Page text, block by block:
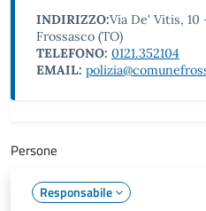
INDIRIZZO:Via De' Vitis, 10
Frossasco (TO)
TELEFONO: 0121.352104
EMAIL:
Persone
Responsabile